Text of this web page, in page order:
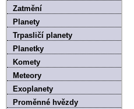
Zatmění
Planety
Trpasličí planety
Planetky
Komety
Meteory
Exoplanety
Proměnné hvězdy